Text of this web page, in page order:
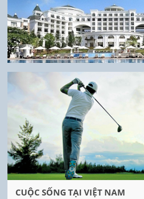
CUỘC SỐNG TẠI VIỆT NAM